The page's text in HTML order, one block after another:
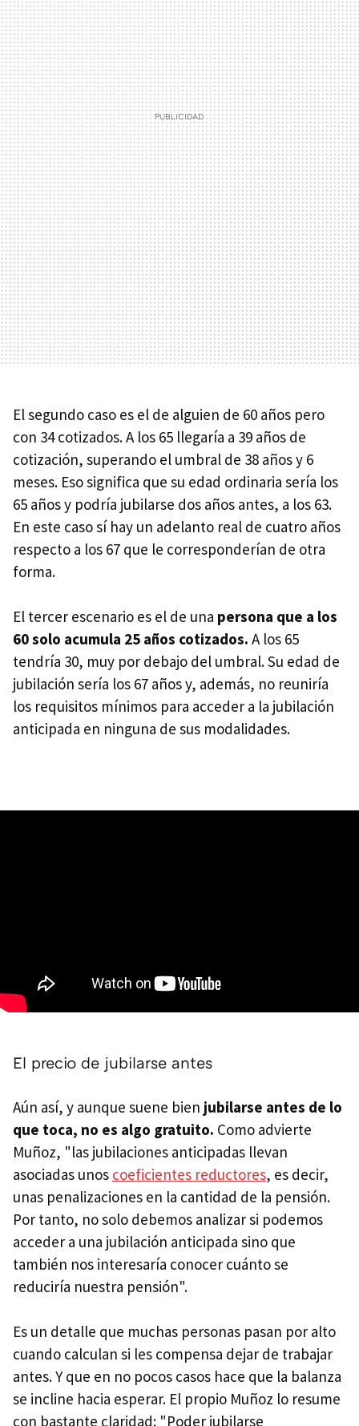
El segundo caso es el de alguien de 60 años pero
con 34 cotizados. A los 65 llegaría a 39 años de
cotización, superando el umbral de 38 años y 6
meses. Eso significa que su edad ordinaria sería los
65 años y podría jubilarse dos años antes, a los 63.
En este caso sí hay un adelanto real de cuatro años
respecto a los 67 que le corresponderían de otra
forma.
El tercer escenario es el de una persona que a los
60 solo acumula 25 años cotizados. A los 65
tendría 30, muy por debajo del umbral. Su edad de
jubilación sería los 67 años y, además, no reuniría
los requisitos mínimos para acceder a la jubilación
anticipada en ninguna de sus modalidades.
El precio de jubilarse antes
Aún así, y aunque suene bien jubilarse antes de lo
que toca, no es algo gratuito. Como advierte
Muñoz, "las jubilaciones anticipadas llevan
asociadas unos coeficientes reductores, es decir,
unas penalizaciones en la cantidad de la pensión.
Por tanto, no solo debemos analizar si podemos
acceder a una jubilación anticipada sino que
también nos interesaría conocer cuánto se
reduciría nuestra pensión".
Es un detalle que muchas personas pasan por alto
cuando calculan si les compensa dejar de trabajar
antes. Y que en no pocos casos hace que la balanza
se incline hacia esperar. El propio Muñoz lo resume
con bastante claridad: "Poder jubilarse